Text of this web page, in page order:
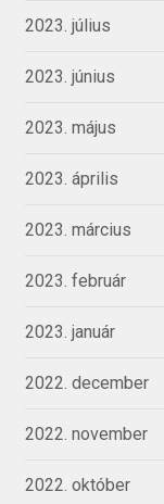
2023. július
2023. június
2023. május
2023. április
2023. március
2023. február
2023. január
2022. december
2022. november
2022. október